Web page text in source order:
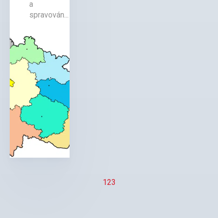
a
spravován...
123